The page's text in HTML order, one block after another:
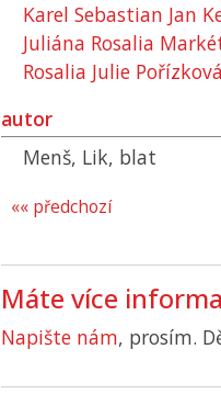
Karel Sebastian Jan
Juliána Rosalia
Rosalia Julie
autor
Menš, Lik, blat
«« předchozí
Máte více
Napište nám, prosím.